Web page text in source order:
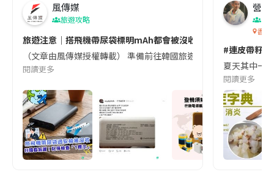
風傳媒
旅遊攻略
旅遊注意｜搭飛機帶尿袋標明mAh都會被沒收😱出發前切記檢查
（文章由風傳媒授權轉載） 準備前往韓國旅遊的民眾，近期要
閱讀更多
營養
香港
#連皮帶籽
夏天其中一
閱讀更多